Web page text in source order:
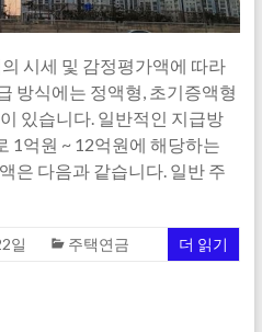
시세 및 감정평가액에 따라
방식에는 정액형, 초기증액형
있습니다. 일반적인 지급방
1억원 ~ 12억원에 해당하는
은 다음과 같습니다. 일반 주
일 주택연금 더 읽기